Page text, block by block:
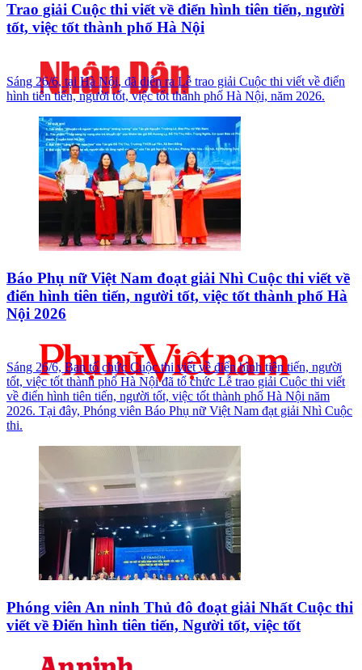
Trao giải Cuộc thi viết về điển hình tiên tiến, người
tốt, việc tốt thành phố Hà Nội
Sáng 26/6, tại Hà Nội, đã diễn ra Lễ trao giải Cuộc thi viết về điển
hình tiên tiến, người tốt, việc tốt thành phố Hà Nội, năm 2026.
Báo Phụ nữ Việt Nam đoạt giải Nhì Cuộc thi viết về
điển hình tiên tiến, người tốt, việc tốt thành phố Hà
Nội 2026
Sáng 26/6, Ban tổ chức Cuộc thi viết về điển hình tiên tiến, người
tốt, việc tốt thành phố Hà Nội đã tổ chức Lễ trao giải Cuộc thi viết
về điển hình tiên tiến, người tốt, việc tốt thành phố Hà Nội năm
2026. Tại đây, Phóng viên Báo Phụ nữ Việt Nam đạt giải Nhì Cuộc
thi.
Phóng viên An ninh Thủ đô đoạt giải Nhất Cuộc thi
viết về Điển hình tiên tiến, Người tốt, việc tốt